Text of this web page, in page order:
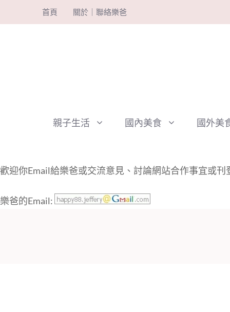
至
首頁 關於｜聯絡樂爸
親子生活 國內美食 國外美
歡迎你Email給樂爸或交流意見、討論網站合作事宜或刊
樂爸的Email: